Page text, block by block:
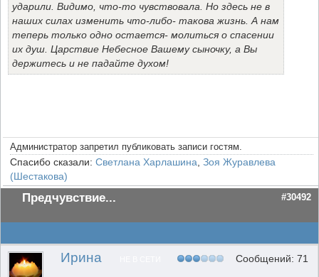
ударили. Видимо, что-то чувствовала. Но здесь не в
наших силах изменить что-либо- такова жизнь. А нам
теперь только одно остается- молиться о спасении
их душ. Царствие Небесное Вашему сыночку, а Вы
держитесь и не падайте духом!
Администратор запретил публиковать записи гостям.
Спасибо сказали: Светлана Харлашина Зоя Журавлева
(Шестакова)
Предчувствие... #30492
Ирина Сообщений: 71